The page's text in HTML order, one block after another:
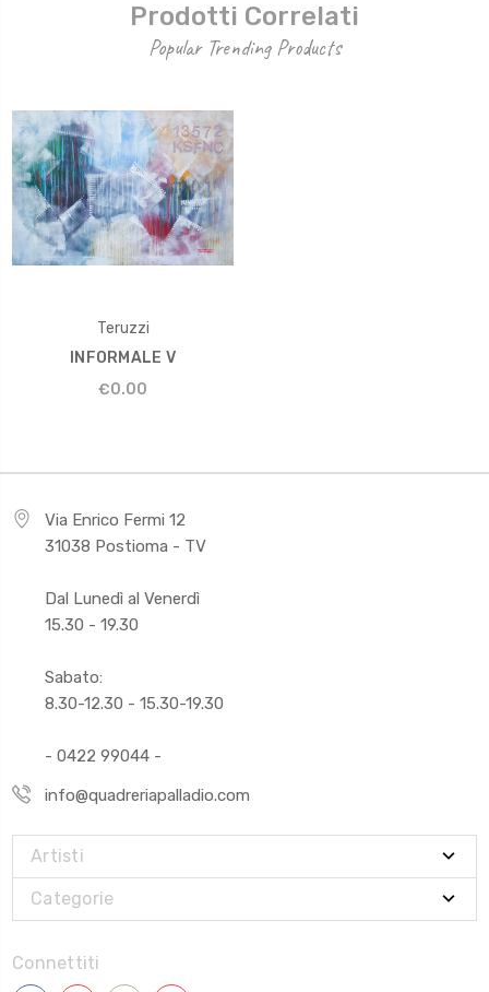
Prodotti Correlati
Popular Trending Products
Teruzzi
INFORMALE V
€0.00
Via Enrico Fermi 12
31038 Postioma - TV
Dal Lunedì al Venerdì
15.30 - 19.30
Sabato:
8.30-12.30 - 15.30-19.30
- 0422 99044 -
info@quadreriapalladio.com
Artisti
Categorie
Connettiti